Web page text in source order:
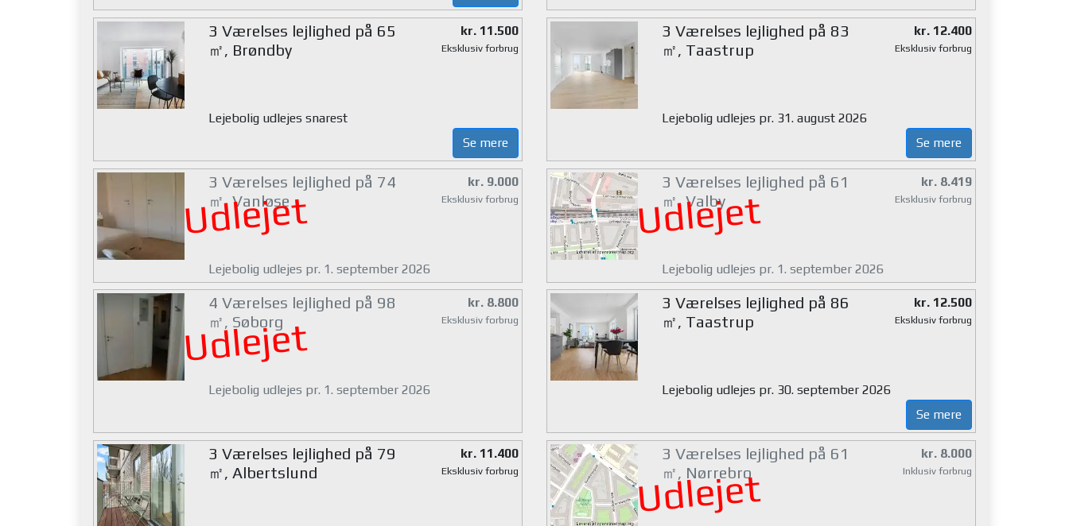
3 Værelses lejlighed på 65
㎡, Brøndby
kr. 11.500
Eksklusiv forbrug
Lejebolig udlejes snarest
Se mere
3 Værelses lejlighed på 83
㎡, Taastrup
kr. 12.400
Eksklusiv forbrug
Lejebolig udlejes pr. 31. august 2026
Se mere
Udlejet
3 Værelses lejlighed på 74
㎡, Vanløse
kr. 9.000
Eksklusiv forbrug
Lejebolig udlejes pr. 1. september 2026
Udlejet
3 Værelses lejlighed på 61
㎡, Valby
kr. 8.419
Eksklusiv forbrug
Lejebolig udlejes pr. 1. september 2026
Udlejet
4 Værelses lejlighed på 98
㎡, Søborg
kr. 8.800
Eksklusiv forbrug
Lejebolig udlejes pr. 1. september 2026
3 Værelses lejlighed på 86
㎡, Taastrup
kr. 12.500
Eksklusiv forbrug
Lejebolig udlejes pr. 30. september 2026
Se mere
3 Værelses lejlighed på 79
㎡, Albertslund
kr. 11.400
Eksklusiv forbrug Udlejet
3 Værelses lejlighed på 61
㎡, Nørrebro
kr. 8.000
Inklusiv forbrug